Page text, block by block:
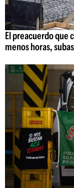
El preacuerdo que
menos horas,